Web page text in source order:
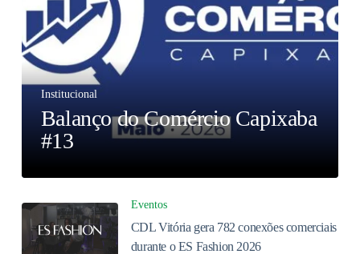
Institucional
Balanço do Comércio Capixaba
#13
Eventos
CDL Vitória gera 782 conexões comerciais
durante o ES Fashion 2026